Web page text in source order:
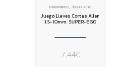
Herramientas, Llaves Allen
Juego Llaves Cortas Allen
1.5-10mm. SUPER-EGO
7,44€